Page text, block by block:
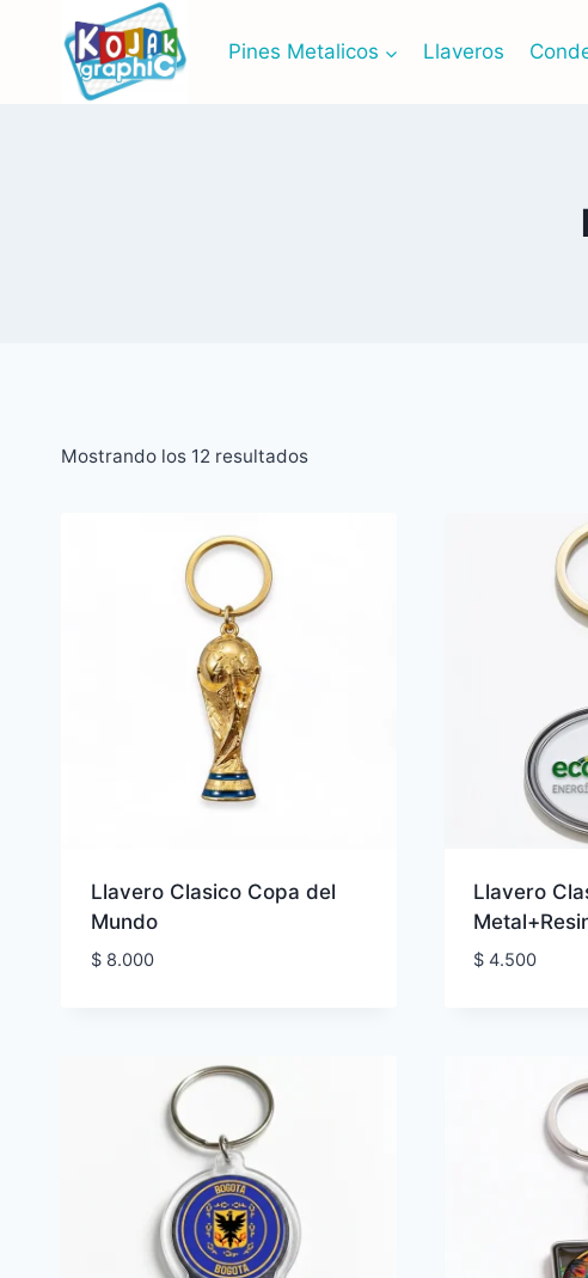
contenido
Pines Metalicos Llaveros
Mostrando los 12 resultados
Llavero Clasico Copa del
Mundo
$8.000
Llavero
$ 4.500